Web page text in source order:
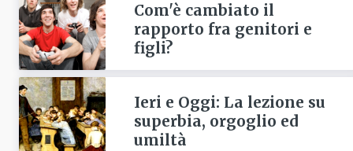
Com'è cambiato il
rapporto fra genitori e
figli?
Ieri e Oggi: La lezione su
superbia, orgoglio ed
umiltà